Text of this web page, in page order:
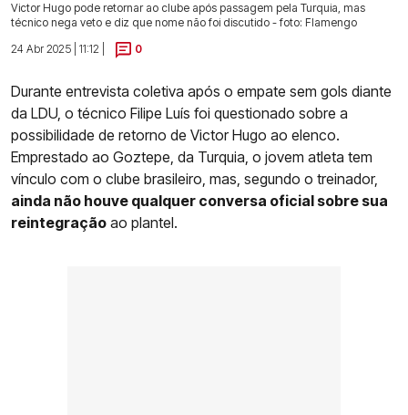
Victor Hugo pode retornar ao clube após passagem pela Turquia, mas
técnico nega veto e diz que nome não foi discutido - foto: Flamengo
24 Abr 2025 | 11:12 |
0
Durante entrevista coletiva após o empate sem gols diante
da LDU, o técnico Filipe Luís foi questionado sobre a
possibilidade de retorno de Victor Hugo ao elenco.
Emprestado ao Goztepe, da Turquia, o jovem atleta tem
vínculo com o clube brasileiro, mas, segundo o treinador,
ainda não houve qualquer conversa oficial sobre sua
reintegração ao plantel.